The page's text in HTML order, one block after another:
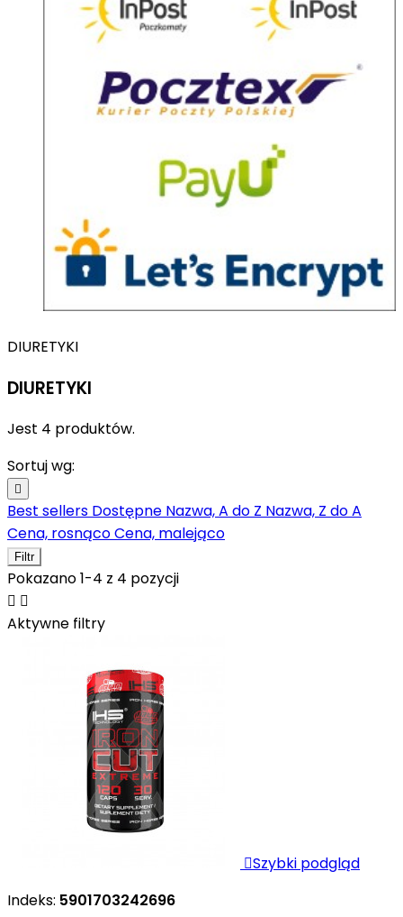
DIURETYKI
DIURETYKI
Jest 4 produktów.
Sortuj wg:

Best sellers Dostępne Nazwa, A do Z Nazwa, Z do A
Cena, rosnącoCena, malejąco
Filtr
Pokazano 1-4 z 4 pozycji
 
Aktywne filtry
Szybki podgląd
Indeks: 5901703242696